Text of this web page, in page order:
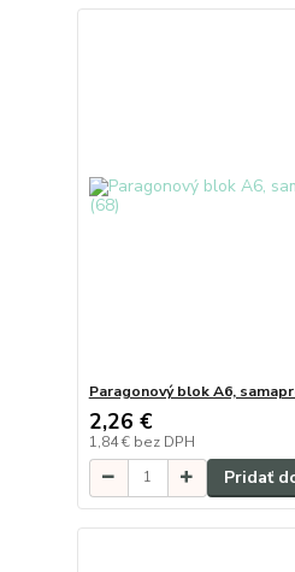
Paragonový blok A6,
2,26 €
1,84 € bez DPH
Pridať